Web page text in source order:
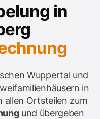
in
Wuppertal und
in
allen Ortsteilen zum
und übergeben